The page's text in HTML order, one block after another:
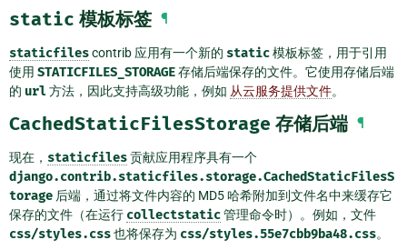
static 模板标签 ¶
staticfilescontrib 应用有一个新的 static模板标签，用于引用
使用 STATICFILES_STORAGE存储后端保存的文件。它使用存储后端
的 url方法，因此支持高级功能，例如 从云服务提供文件。
CachedStaticFilesStorage 存储后端 ¶
现在， staticfiles贡献应用程序具有一个
django.contrib.staticfiles.storage.CachedStaticFilesS
torage 后端，通过将文件内容的 MD5 哈希附加到文件名中来缓存它
保存的文件（在运行 collectstatic管理命令时）。例如，文件
css/styles.css也将保存为 css/styles.55e7cbb9ba48.css。